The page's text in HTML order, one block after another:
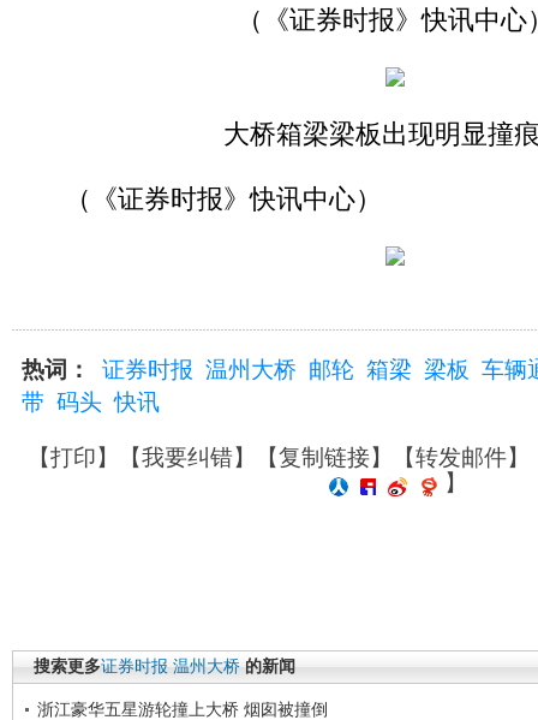
（《证券时报》快讯中心
大桥箱梁梁板出现明显撞
（《证券时报》快讯中心）
热词： 证券时报 温州大桥 邮轮 箱梁 梁板 车辆
带 码头 快讯
【打印】【我要纠错】【复制链接】【转发邮件】
】
搜索更多证券时报 温州大桥 的新闻
浙江豪华五星游轮撞上大桥 烟囱被撞倒